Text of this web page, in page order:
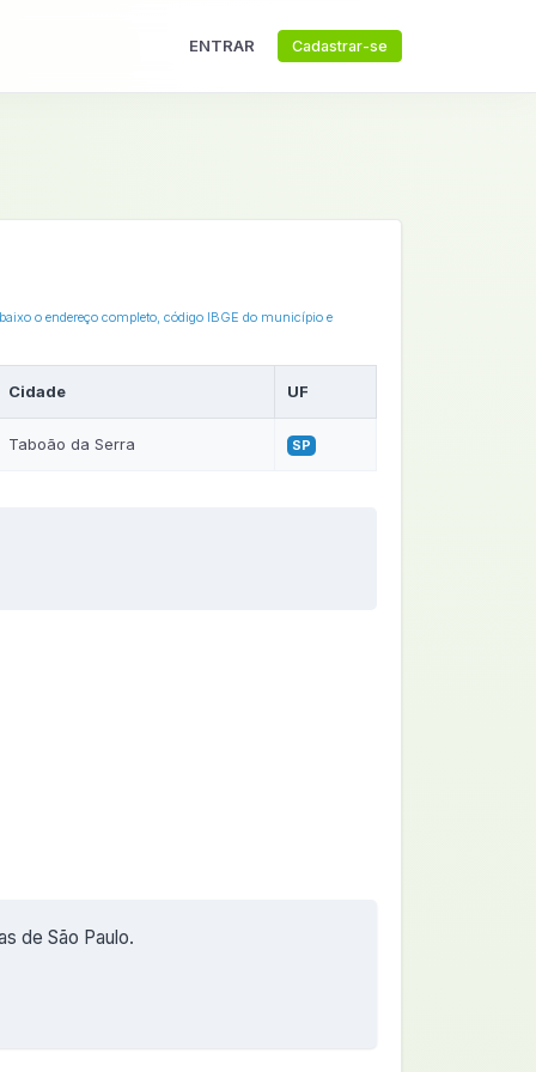
ENTRAR Cadastrar-se
o endereço completo, código IBGE do município e
Cidade UF
Taboão da Serra SP
de São Paulo.